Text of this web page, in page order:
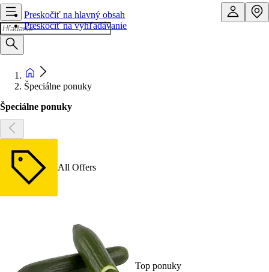
Preskočiť na hlavný obsah
Preskočiť na vyhľadávanie
Špeciálne ponuky
Špeciálne ponuky
All Offers
Top ponuky